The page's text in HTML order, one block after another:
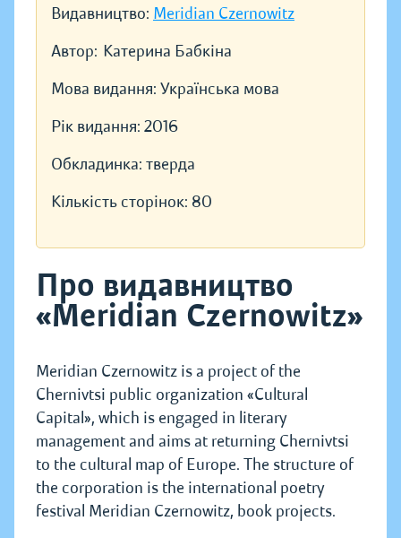
Видавництво: Meridian Czernowitz
Автор: Катерина Бабкіна
Мова видання: Українська мова
Рік видання: 2016
Обкладинка: тверда
Кількість сторінок: 80
Про видавництво
«Meridian Czernowitz»
Meridian Czernowitz is a project of the
Chernivtsi public organization «Cultural
Capital», which is engaged in literary
management and aims at returning Chernivtsi
to the cultural map of Europe. The structure of
the corporation is the international poetry
festival Meridian Czernowitz, book projects.